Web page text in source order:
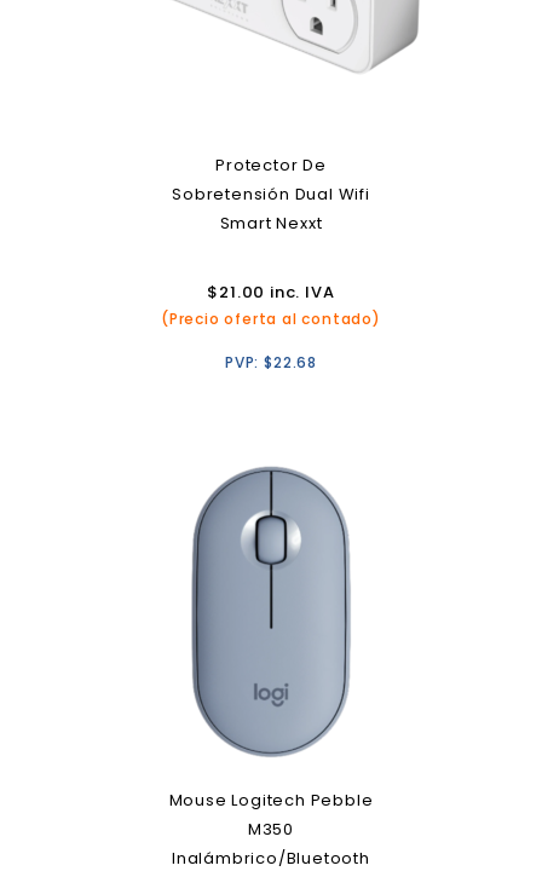
Protector De
Sobretensión Dual Wifi
Smart Nexxt
$21.00 inc. IVA
(Precio oferta al contado)
PVP:$22.68
Mouse Logitech Pebble
M350
Inalámbrico/Bluetooth